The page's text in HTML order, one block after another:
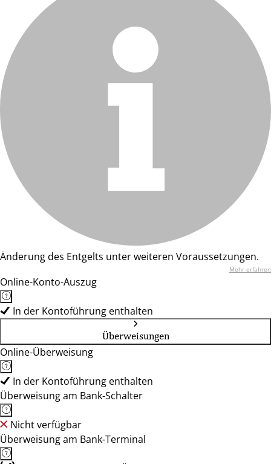
Änderung des Entgelts unter weiteren Voraussetzungen.
Mehr erfahren
Online-Konto-Auszug
In der Kontoführung enthalten
Überweisungen
Online-Überweisung
In der Kontoführung enthalten
Überweisung am Bank-Schalter
Nicht verfügbar
Überweisung am Bank-Terminal